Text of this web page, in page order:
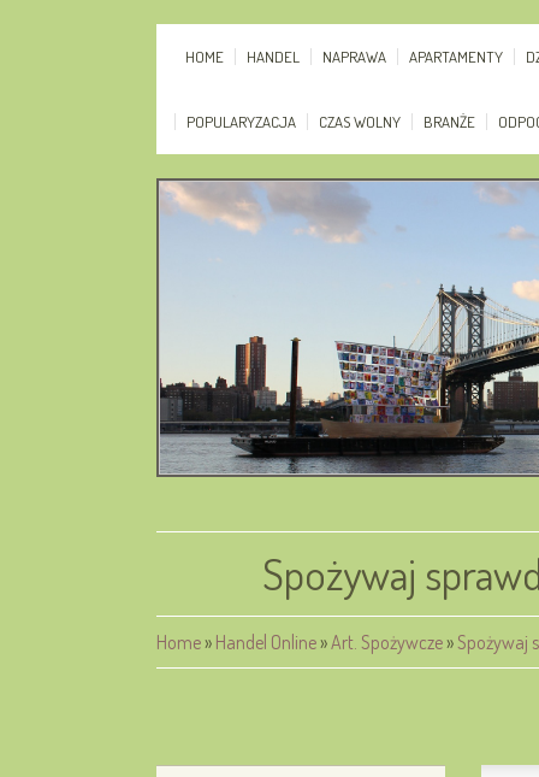
HOME HANDEL NAPRAWA APARTAMENTY
POPULARYZACJA CZAS WOLNY BRANŻE
Spożywaj
Home» Handel Online»Art. Spożywcze»Spożywaj